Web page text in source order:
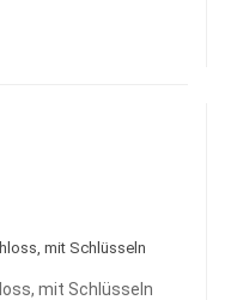
mit Schlüsseln